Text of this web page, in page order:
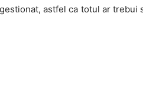
astfel ca totul ar trebui